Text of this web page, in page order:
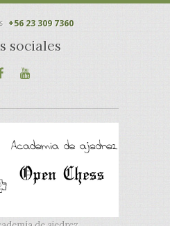
+56 23 309 7360
sociales